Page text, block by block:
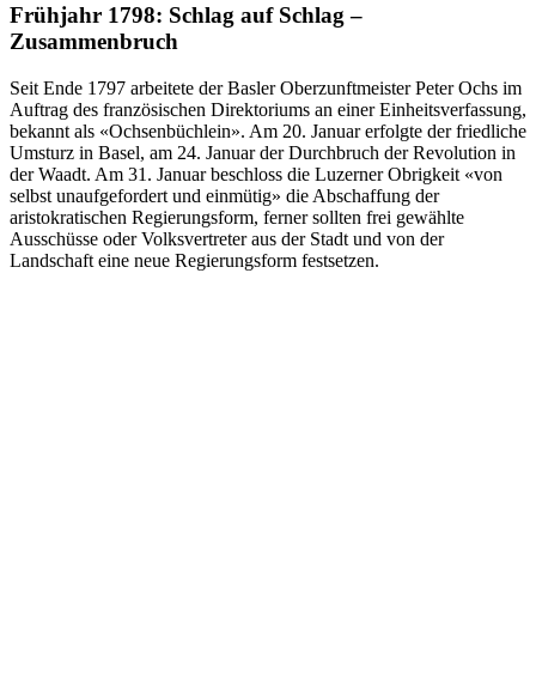
Frühjahr 1798: Schlag auf Schlag –
Zusammenbruch
Seit Ende 1797 arbeitete der Basler Oberzunftmeister Peter Ochs im
Auftrag des französischen Direktoriums an einer Einheitsverfassung,
bekannt als «Ochsenbüchlein». Am 20. Januar erfolgte der friedliche
Umsturz in Basel, am 24. Januar der Durchbruch der Revolution in
der Waadt. Am 31. Januar beschloss die Luzerner Obrigkeit «von
selbst unaufgefordert und einmütig» die Abschaffung der
aristokratischen Regierungsform, ferner sollten frei gewählte
Ausschüsse oder Volksvertreter aus der Stadt und von der
Landschaft eine neue Regierungsform festsetzen.